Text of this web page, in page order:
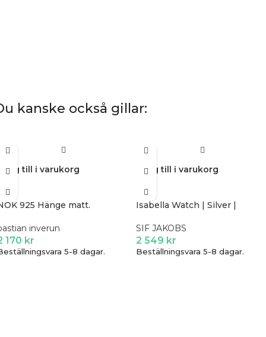
kanske också gillar:
till i varukorg
925 Hänge matt.
inverun
170 kr
5-8 dagar.
Lägg till i varukorg
Isabella Watch | Silver |
SIF JAKOBS
2 549 kr
Beställningsvara 5-8 dagar.